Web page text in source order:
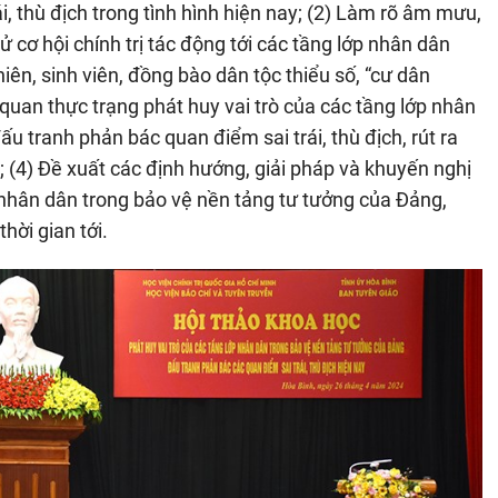
thù địch trong tình hình hiện nay; (2) Làm rõ âm mưu,
cơ hội chính trị tác động tới các tầng lớp nhân dân
sinh viên, đồng bào dân tộc thiểu số, “cư dân
thực trạng phát huy vai trò của các tầng lớp nhân
tranh phản bác quan điểm sai trái, thù địch, rút ra
Đề xuất các định hướng, giải pháp và khuyến nghị
dân trong bảo vệ nền tảng tư tưởng của Đảng,
gian tới.